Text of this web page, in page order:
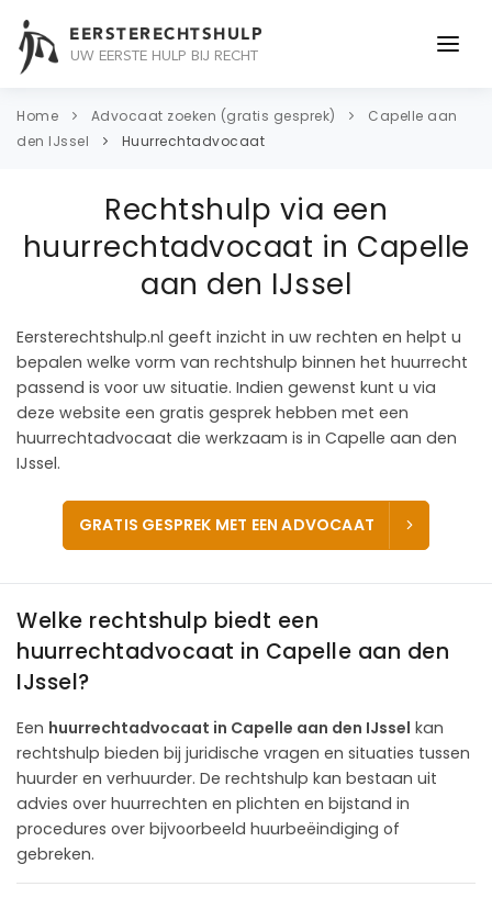
EERSTERECHTSHULP
UW EERSTE HULP BIJ RECHT
ONDERWERPEN
ADVOCAAT
OVER ONS
Home Advocaat zoeken (gratis gesprek)
Capelle aan
den IJssel
Huurrechtadvocaat
Rechtshulp via een
huurrechtadvocaat in Capelle
aan den IJssel
Eersterechtshulp.nl geeft inzicht in uw rechten en helpt u
bepalen welke vorm van rechtshulp binnen het huurrecht
passend is voor uw situatie. Indien gewenst kunt u via
deze website een gratis gesprek hebben met een
huurrechtadvocaat die werkzaam is in Capelle aan den
IJssel.
GRATIS GESPREK MET EEN ADVOCAAT
Welke rechtshulp biedt een
huurrechtadvocaat in Capelle aan den
IJssel?
Een huurrechtadvocaat in Capelle aan den IJssel kan
rechtshulp bieden bij juridische vragen en situaties tussen
huurder en verhuurder. De rechtshulp kan bestaan uit
advies over huurrechten en plichten en bijstand in
procedures over bijvoorbeeld huurbeëindiging of
gebreken.